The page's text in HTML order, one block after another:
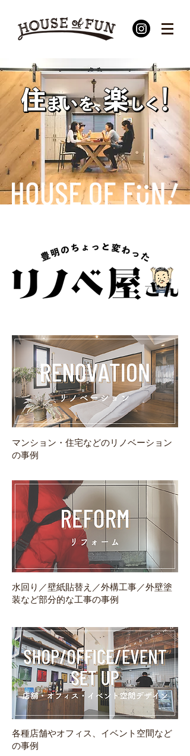
マンション・住宅などのリノベーション
の事例
水回り／壁紙貼替え／外構工事／外壁塗
装など部分的な工事の事例
各種店舗やオフィス、イベント空間など
の事例